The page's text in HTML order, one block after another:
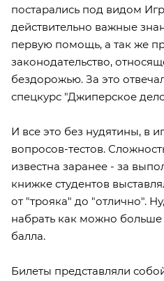
постарались под видом
действительно важные
первую помощь, а так же
законодательство,
бездорожью. За это
спецкурс "Джиперское
И все это без нудятины, в
вопросов-тестов.
известна заранее - за
книжке студентов
от "трояка" до "отлично".
набрать как можно больше
балла.
Билеты представляли